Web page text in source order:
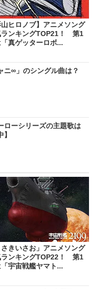
山ヒロノブ】アニメソング
ランキングTOP21！ 第1
真ゲッターロボ...
ニ∞」のシングル曲は？
ローシリーズの主題歌は
さきいさお」アニメソング
ランキングTOP22！ 第1
宇宙戦艦ヤマト...